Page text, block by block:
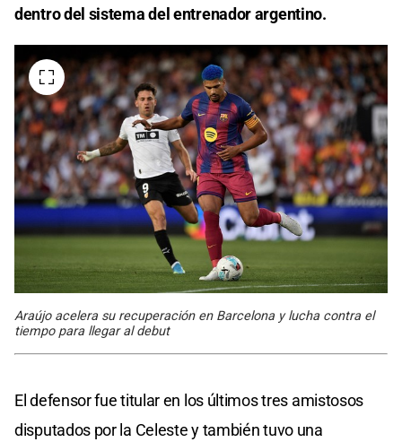
dentro del sistema del entrenador argentino.
Araújo acelera su recuperación en Barcelona y lucha contra el
tiempo para llegar al debut
El defensor fue titular en los últimos tres amistosos
disputados por la Celeste y también tuvo una